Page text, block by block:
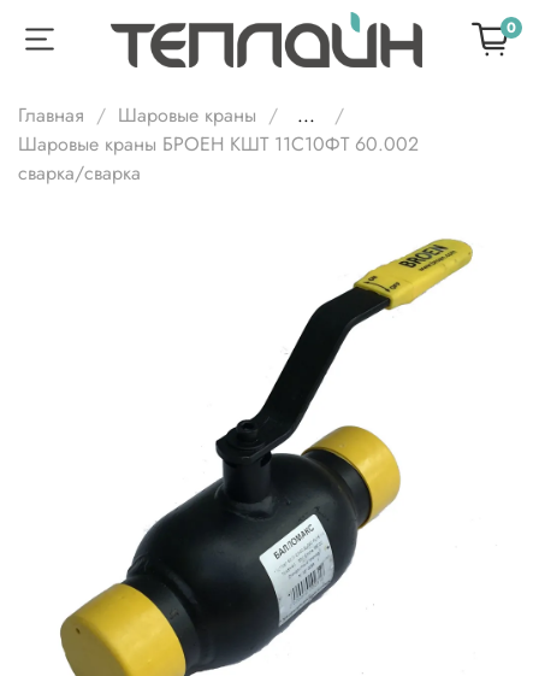
0
Главная Шаровые краны
...
Шаровые краны БРОЕН КШТ 11С10ФТ 60.002
сварка/cварка